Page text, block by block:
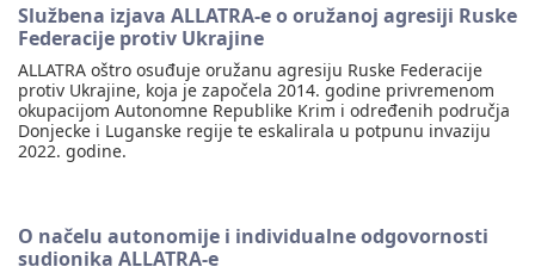
Službena izjava ALLATRA-e o oružanoj agresiji Ruske
Federacije protiv Ukrajine
ALLATRA oštro osuđuje oružanu agresiju Ruske Federacije
protiv Ukrajine, koja je započela 2014. godine privremenom
okupacijom Autonomne Republike Krim i određenih područja
Donjecke i Luganske regije te eskalirala u potpunu invaziju
2022. godine.
O načelu autonomije i individualne odgovornosti
sudionika ALLATRA-e